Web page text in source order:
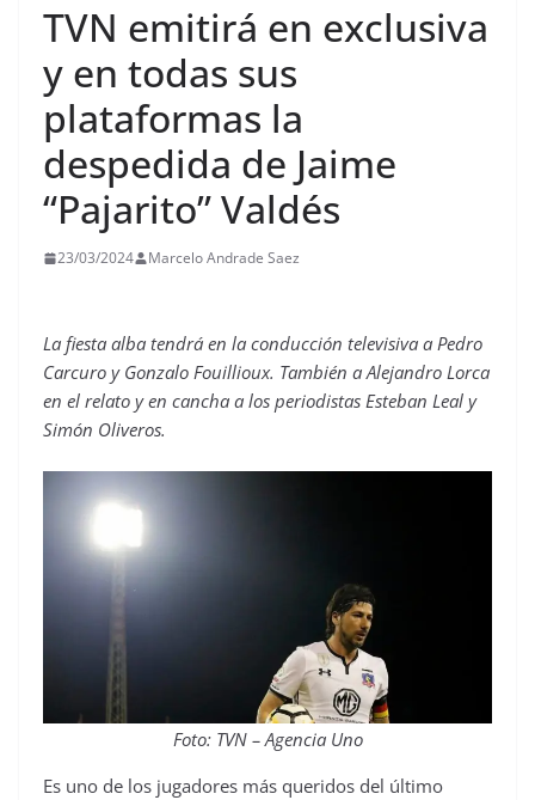
TVN emitirá en exclusiva
y en todas sus
plataformas la
despedida de Jaime
“Pajarito” Valdés
23/03/2024 Marcelo Andrade Saez
La fiesta alba tendrá en la conducción televisiva a Pedro
Carcuro y Gonzalo Fouillioux. También a Alejandro Lorca
en el relato y en cancha a los periodistas Esteban Leal y
Simón Oliveros.
Foto: TVN – Agencia Uno
Es uno de los jugadores más queridos del último